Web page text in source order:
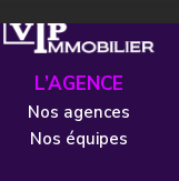
L’AGENCE
Nos agences
Nos équipes